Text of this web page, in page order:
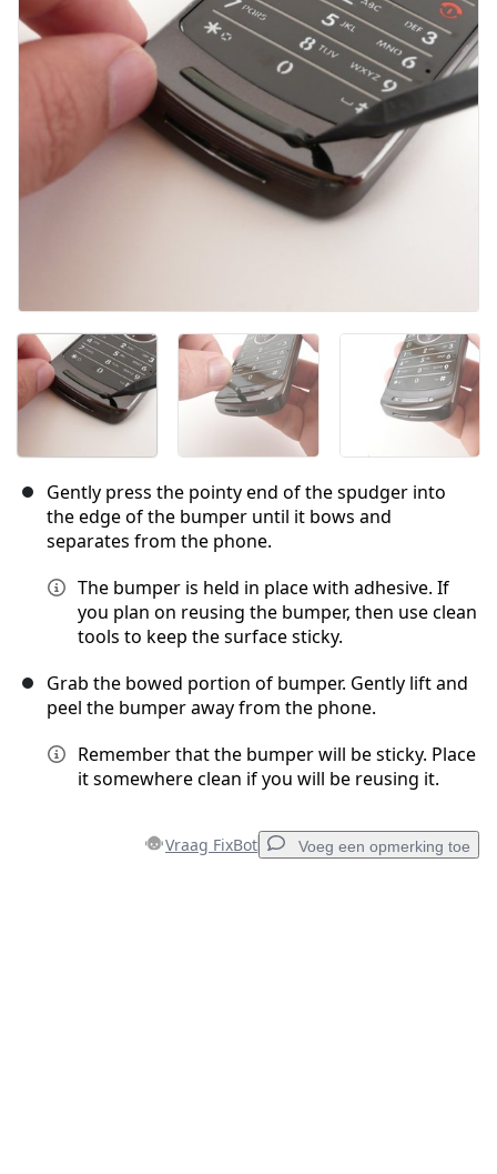
Gently press the pointy end of the spudger into
the edge of the bumper until it bows and
separates from the phone.
The bumper is held in place with adhesive. If
you plan on reusing the bumper, then use clean
tools to keep the surface sticky.
Grab the bowed portion of bumper. Gently lift and
peel the bumper away from the phone.
Remember that the bumper will be sticky. Place
it somewhere clean if you will be reusing it.
Vraag FixBot Voeg een opmerking toe